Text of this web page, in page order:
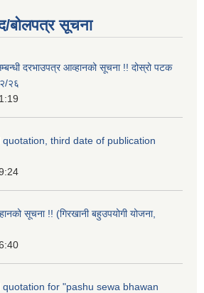
बोलपत्र सूचना
दरभाउपत्र आव्हानको सूचना !! दोस्रो पटक
२६
third date of publication
सूचना !! (गिरखानी बहुउपयोगी योजना,
for "pashu sewa bhawan